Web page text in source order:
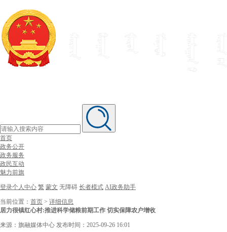
首页
政务公开
政务服务
政民互动
魅力前旗
登录个人中心 繁 蒙文 无障碍 长者模式 AI政务助手
当前位置： 首页 > 详细信息
居力很镇红心村:推进科学储粮前期工作 切实保障农户增收
来源：旗融媒体中心 发布时间：2025-09-26 16:01